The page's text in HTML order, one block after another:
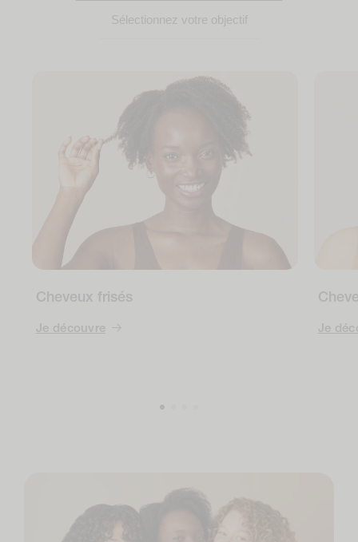
Sélectionnez votre objectif
Cheveux frisés
Je découvre Je